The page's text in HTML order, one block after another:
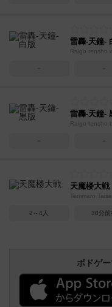
雷轟-天鐘-
Raigo tensho
－ －
雷轟-天鐘-
Raigo tensho
－ －
天魔楼大戦
Temmaro
2～4人 30分前
ボドゲ